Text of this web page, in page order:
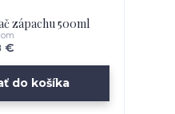
zápachu 500ml
€
do košíka